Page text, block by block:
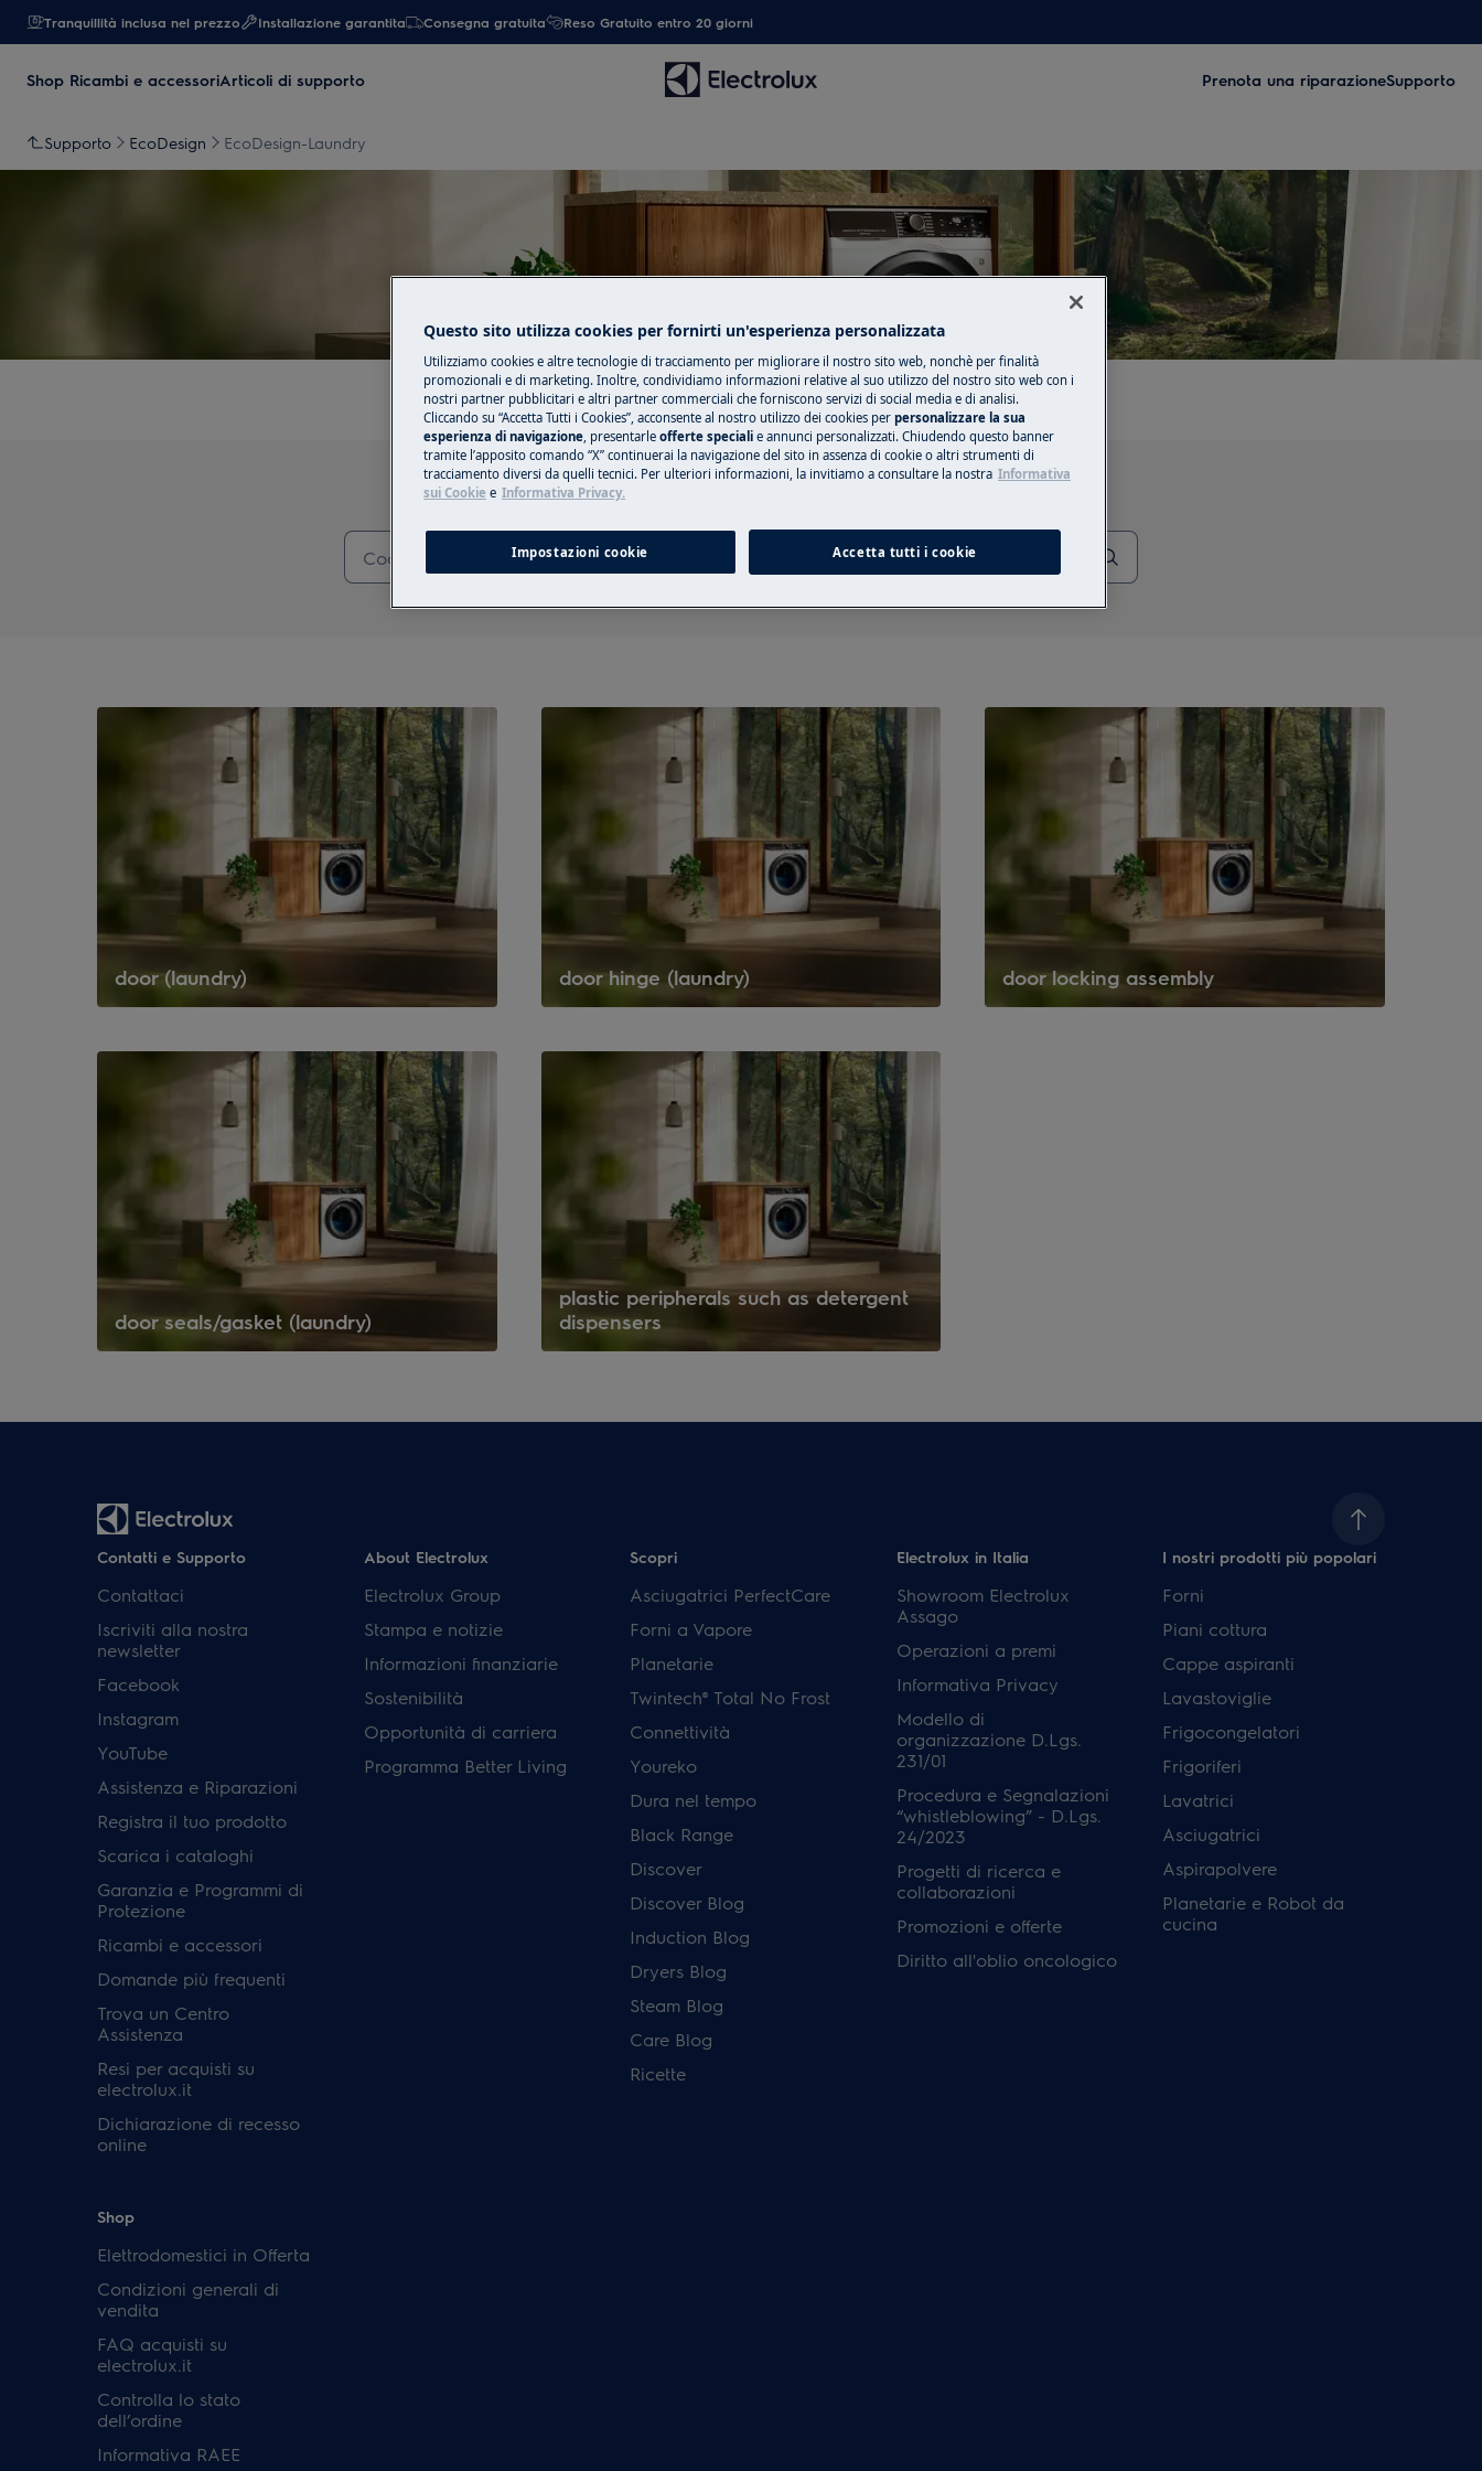
Tranquillità inclusa nel prezzo Installazione garantita Consegna gratuita Reso Gratuito entro 20 giorni
Shop Ricambi e accessoriArticoli di supporto Prenota una riparazioneSupporto
Supporto EcoDesign EcoDesign-Laundry
Cerca tra i nostri articoli di supporto
door (laundry) door hinge (laundry) door locking assembly
door seals/gasket (laundry)
plastic peripherals such as detergent
dispensers
Contatti e Supporto
Contattaci
Iscriviti alla nostra
newsletter
Facebook
Instagram
YouTube
Assistenza e Riparazioni
Registra il tuo prodotto
Scarica i cataloghi
Garanzia e Programmi di
Protezione
Ricambi e accessori
Domande più frequenti
Trova un Centro
Assistenza
Resi per acquisti su
electrolux.it
Dichiarazione di recesso
online
About Electrolux
Electrolux Group
Stampa e notizie
Informazioni finanziarie
Sostenibilità
Opportunità di carriera
Programma Better Living
Scopri
Asciugatrici PerfectCare
Forni a Vapore
Planetarie
Twintech® Total No Frost
Connettività
Youreko
Dura nel tempo
Black Range
Discover
Discover Blog
Induction Blog
Dryers Blog
Steam Blog
Care Blog
Ricette
Electrolux in Italia
Showroom Electrolux
Assago
Operazioni a premi
Informativa Privacy
Modello di
organizzazione D.Lgs.
231/01
Procedura e Segnalazioni
“whistleblowing” - D.Lgs.
24/2023
Progetti di ricerca e
collaborazioni
Promozioni e offerte
Diritto all'oblio oncologico
I nostri prodotti più popolari
Forni
Piani cottura
Cappe aspiranti
Lavastoviglie
Frigocongelatori
Frigoriferi
Lavatrici
Asciugatrici
Aspirapolvere
Planetarie e Robot da
cucina
Shop
Elettrodomestici in Offerta
Condizioni generali di
vendita
FAQ acquisti su
electrolux.it
Controlla lo stato
dell’ordine
Informativa RAEE
Questo sito utilizza cookies per fornirti un'esperienza personalizzata
Utilizziamo cookies e altre tecnologie di tracciamento per migliorare il nostro sito web, nonchè per finalità
promozionali e di marketing. Inoltre, condividiamo informazioni relative al suo utilizzo del nostro sito web con i
nostri partner pubblicitari e altri partner commerciali che forniscono servizi di social media e di analisi.
Cliccando su “Accetta Tutti i Cookies”, acconsente al nostro utilizzo dei cookies per personalizzare la sua
esperienza di navigazione, presentarle offerte speciali e annunci personalizzati. Chiudendo questo banner
tramite l’apposito comando “X” continuerai la navigazione del sito in assenza di cookie o altri strumenti di
tracciamento diversi da quelli tecnici. Per ulteriori informazioni, la invitiamo a consultare la nostra Informativa
sui Cookie e Informativa Privacy.
Impostazioni cookie Accetta tutti i cookie